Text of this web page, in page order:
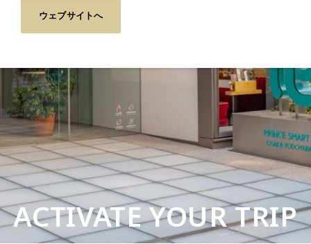
ウェブサイトへ
ACTIVATE YOUR TRIP